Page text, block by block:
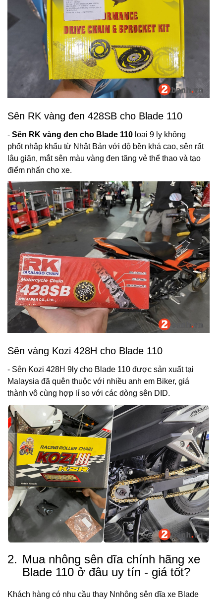
Sên RK vàng đen 428SB cho Blade 110
- Sên RK vàng đen cho Blade 110 loại 9 ly không
phốt nhập khẩu từ Nhật Bản với độ bền khá cao, sên rất
lâu giãn, mắt sên màu vàng đen tăng vẻ thể thao và tạo
điểm nhấn cho xe.
Sên vàng Kozi 428H cho Blade 110
- Sên Kozi 428H 9ly cho Blade 110 được sản xuất tại
Malaysia đã quên thuộc với nhiều anh em Biker, giá
thành vô cùng hợp lí so với các dòng sên DID.
2. Mua nhông sên dĩa chính hãng xe
Blade 110 ở đâu uy tín - giá tốt?
Khách hàng có nhu cầu thay Nnhông sên dĩa xe Blade